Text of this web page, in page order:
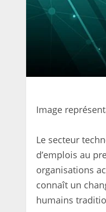
Image
Le secteur
d’emplois au
organisations
connaît un
humains